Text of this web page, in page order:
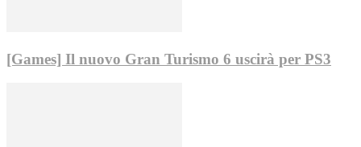
[Games] Il nuovo Gran Turismo 6 uscirà per PS3